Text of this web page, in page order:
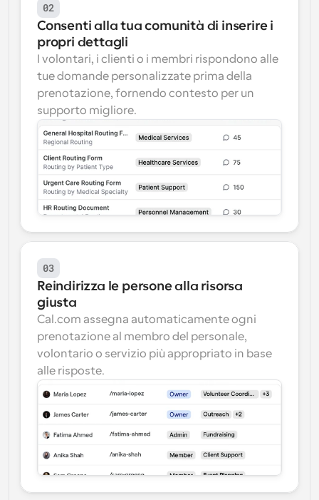
02
Consenti alla tua comunità di inserire i
propri dettagli
I volontari, i clienti o i membri rispondono alle
tue domande personalizzate prima della
prenotazione, fornendo contesto per un
supporto migliore.
03
Reindirizza le persone alla risorsa
giusta
Cal.com assegna automaticamente ogni
prenotazione al membro del personale,
volontario o servizio più appropriato in base
alle risposte.